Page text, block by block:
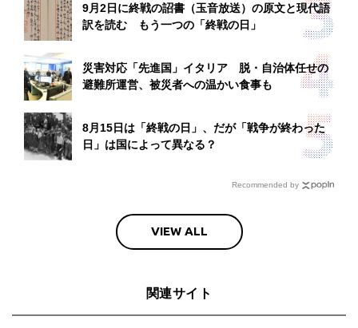
9月2日に終戦の詔書（玉音放送）の原文と現代語
訳を読む もう一つの「終戦の日」
災害対応「先進国」イタリア 脱・自治体任せの
避難所運営、被災者への温かい食事も
8月15日は「終戦の日」、だが「戦争が終わった
日」は国によって異なる？
Recommended by
VIEW ALL
関連サイト